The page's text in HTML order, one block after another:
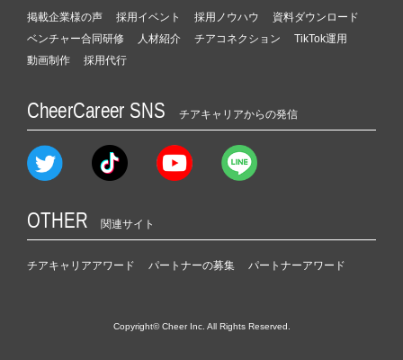
掲載企業様の声 採用イベント 採用ノウハウ
資料ダウンロード
ベンチャー合同研修
人材紹介 チアコネクション
TikTok運用
動画制作
採用代行
CheerCareer SNS チアキャリアからの発信
OTHER 関連サイト
チアキャリアアワード パートナーの募集 パートナーアワード
Copyright© Cheer Inc. All Rights Reserved.